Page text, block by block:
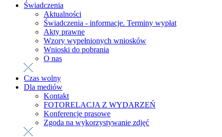
Świadczenia
Aktualności
Świadczenia - informacje. Terminy wypłat
Akty prawne
Wzory wypełnionych wniosków
Wnioski do pobrania
O nas
Czas wolny
Dla mediów
Kontakt
FOTORELACJA Z WYDARZEŃ
Konferencje prasowe
Zgoda na wykorzystywanie zdjęć